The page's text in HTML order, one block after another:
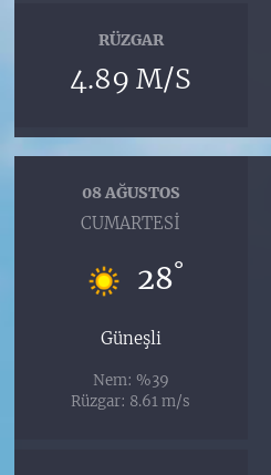
RÜZGAR
4.89 M/S
08 AĞUSTOS
CUMARTESI
28°
Güneşli
Nem: %39
Rüzgar: 8.61 m/s